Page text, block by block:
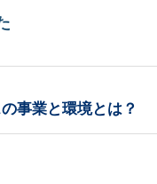
事業と環境とは？